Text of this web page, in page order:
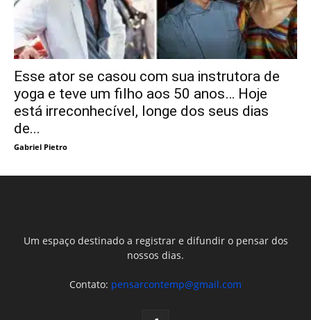
Esse ator se casou com sua instrutora de
yoga e teve um filho aos 50 anos… Hoje
está irreconhecível, longe dos seus dias
de...
Gabriel Pietro
Um espaço destinado a registrar e difundir o pensar dos
nossos dias.
Contato: pensarcontemp@gmail.com